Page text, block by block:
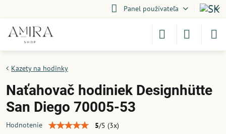
Panel používateľa
Kazety na hodinky
Naťahovač hodiniek Designhütte
San Diego 70005-53
Hodnotenie 5/5 (3x)